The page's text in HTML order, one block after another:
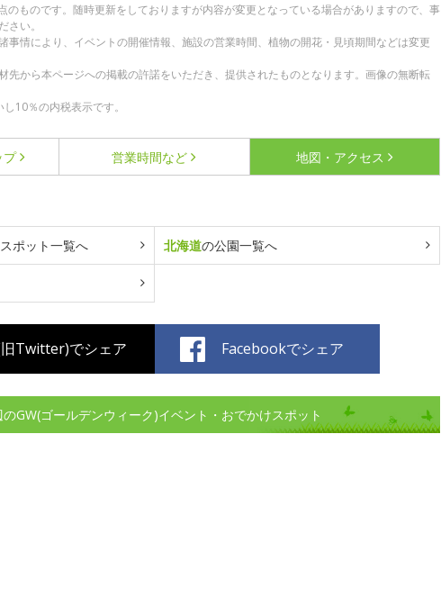
ものです。随時更新をしておりますが内容が変更となっている場合がありますので、事
さい。
事情により、イベントの開催情報、施設の営業時間、植物の開花・見頃期間などは変更
先から本ページへの掲載の許諾をいただき、提供されたものとなります。画像の無断転
10％の内税表示です。
プ 営業時間など 地図・アクセス
ポット一覧へ 北海道の公園一覧へ
Twitter)でシェア Facebookでシェア
GW(ゴールデンウィーク)イベント・おでかけスポット